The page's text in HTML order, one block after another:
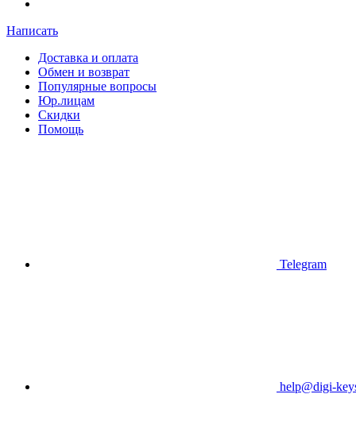
Написать
Доставка и оплата
Обмен и возврат
Популярные вопросы
Юр.лицам
Скидки
Помощь
Telegram
help@digi-